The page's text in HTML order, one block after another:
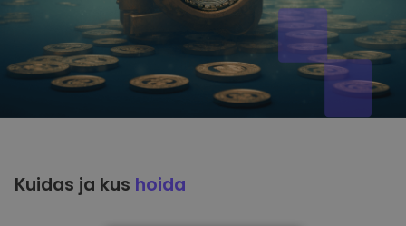
Kuidas ja kus hoida